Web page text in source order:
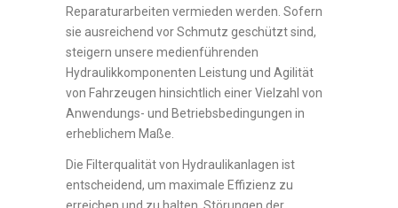
Reparaturarbeiten vermieden werden. Sofern
sie ausreichend vor Schmutz geschützt sind,
steigern unsere medienführenden
Hydraulikkomponenten Leistung und Agilität
von Fahrzeugen hinsichtlich einer Vielzahl von
Anwendungs- und Betriebsbedingungen in
erheblichem Maße.
Die Filterqualität von Hydraulikanlagen ist
entscheidend, um maximale Effizienz zu